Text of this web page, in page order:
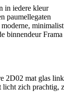
in iedere kleur
paumellegaten
binnendeur
2D02 mat glas
zich prachtig,